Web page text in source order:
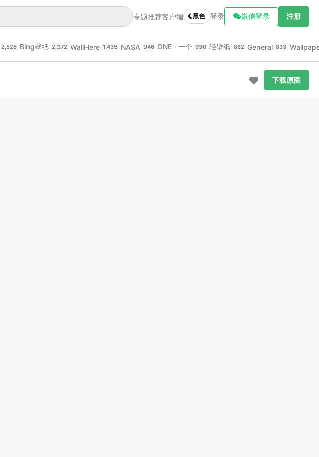
专题推荐客户端 黑色 登录 微信登录 注册
2,528 Bing壁纸 2,372 WallHere 1,435 NASA 946 ONE · 一个 930 轻壁纸 882 General 833
下载原图